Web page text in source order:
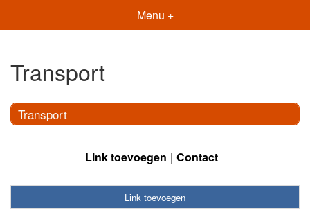
Menu +
Transport
Transport
Link toevoegen Contact
Link toevoegen